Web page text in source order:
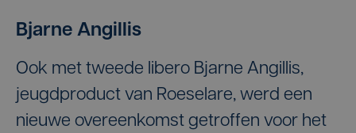
Bjarne Angillis
Ook met tweede libero Bjarne Angillis,
jeugdproduct van Roeselare, werd een
nieuwe overeenkomst getroffen voor het